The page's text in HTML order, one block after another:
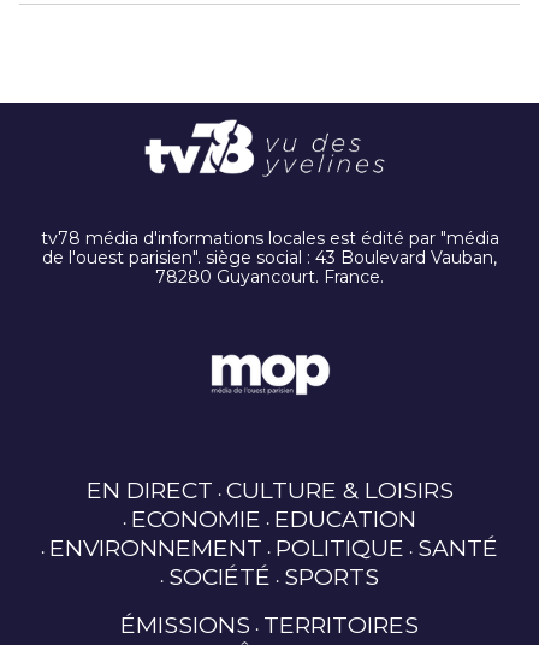
tv78 média d'informations locales est édité par "média
de l'ouest parisien". siège social : 43 Boulevard Vauban,
78280 Guyancourt. France.
EN DIRECT CULTURE & LOISIRS
ECONOMIE EDUCATION
ENVIRONNEMENT POLITIQUE SANTÉ
SOCIÉTÉ SPORTS
ÉMISSIONS TERRITOIRES